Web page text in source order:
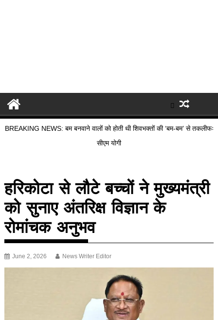
BREAKING NEWS: बम बनवाने वालों को होती थी शिवभक्तों की ‘बम-बम’ से तकलीफः
सीएम योगी
हरिकोटा से लौटे बच्चों ने मुख्यमंत्री
को सुनाए अंतरिक्ष विज्ञान के
रोमांचक अनुभव
June 2, 2026 News Writer Editor